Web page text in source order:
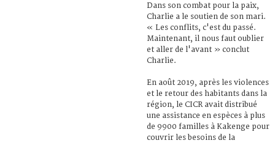
Dans son combat pour la paix,
Charlie a le soutien de son mari.
« Les conflits, c'est du passé.
Maintenant, il nous faut oublier
et aller de l'avant » conclut
Charlie.
En août 2019, après les violences
et le retour des habitants dans la
région, le CICR avait distribué
une assistance en espèces à plus
de 9900 familles à Kakenge pour
couvrir les besoins de la